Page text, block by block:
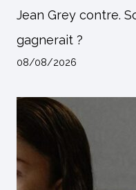
Jean Grey contre.
gagnerait ?
08/08/2026